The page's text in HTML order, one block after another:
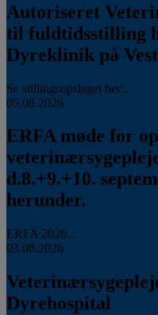
Autoriseret
til fuldtidsstilling
Dyreklinik på
Se stillingsopslaget her...
05.08.2026
ERFA møde for
d.8.+9.+10.
herunder.
ERFA 2026...
03.08.2026
Dyrehospital